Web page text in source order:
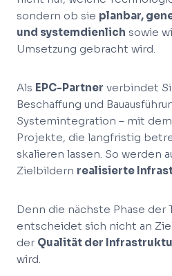
sondern ob sie planbar,
und systemdienlich sowie
Umsetzung gebracht wird.
Als EPC-Partner verbindet
Beschaffung und
Systemintegration – mit
Projekte, die langfristig
skalieren lassen. So werden
Zielbildern realisierte
Denn die nächste Phase der
entscheidet sich nicht an
der Qualität der
wird.